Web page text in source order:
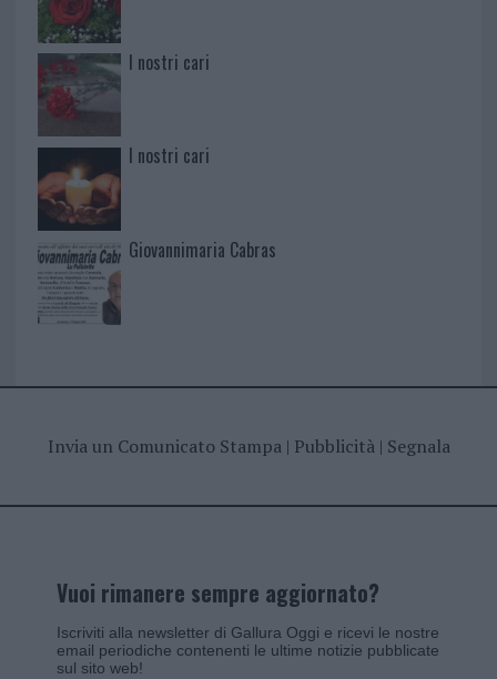
I nostri cari
I nostri cari
Giovannimaria Cabras
Invia un Comunicato Stampa| Pubblicità| Segnala
Vuoi rimanere sempre aggiornato?
Iscriviti alla newsletter di Gallura Oggi e ricevi le nostre
email periodiche contenenti le ultime notizie pubblicate
sul sito web!